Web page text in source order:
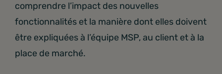
comprendre l’impact des nouvelles
fonctionnalités et la manière dont elles doivent
être expliquées à l’équipe MSP, au client et à la
place de marché.